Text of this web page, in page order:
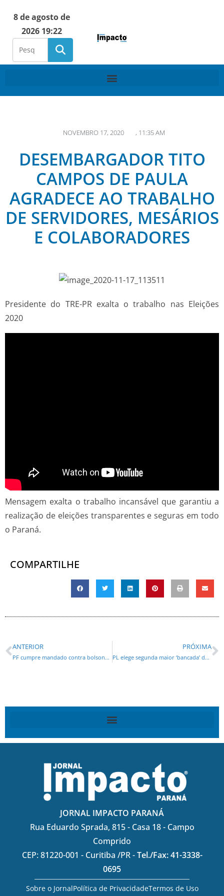
8 de agosto de
2026 19:22
NOVEMBRO 17, 2020 , 11:35 AM
DESEMBARGADOR TITO
CAMPOS DE PAULA
AGRADECE AO TRABALHO
DE SERVIDORES, MESÁRIOS
E COLABORADORES
Presidente do TRE-PR exalta o trabalho nas Eleições
2020
Mensagem exalta o trabalho incansável que garantiu a
realização de eleições transparentes e seguras em todo
o Paraná.
COMPARTILHE
ANTERIOR
PF cumpre mandado contra bolsonarista
PRÓXIMA
PL elege segunda maior ‘bancada’ de prefeitos do Paraná
JORNAL IMPACTO PARANÁ
Rua Eduardo Sprada, 815 - Casa 18 - Campo
Comprido
CEP: 81220-001 - Curitiba /PR -Tel./Fax: 41-3338-
0695
Sobre o JornalPolítica de PrivacidadeTermos de Uso